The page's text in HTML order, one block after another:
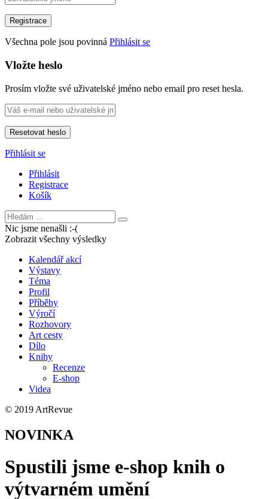
Všechna pole jsou povinná Přihlásit se
Vložte heslo
Prosím vložte své uživatelské jméno nebo email pro reset hesla.
Přihlásit se
Přihlásit
Registrace
Košík
Nic jsme nenašli :-(
Zobrazit všechny výsledky
Kalendář akcí
Výstavy
Téma
Profil
Příběhy
Výročí
Rozhovory
Art cesty
Dílo
Knihy
Recenze
E-shop
Videa
© 2019 ArtRevue
NOVINKA
Spustili jsme e-shop knih o
výtvarném umění